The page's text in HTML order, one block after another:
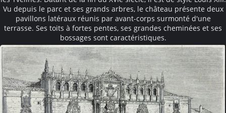
Vu depuis le parc et ses grands arbres, le château présente deux
pavillons latéraux réunis par avant-corps surmonté d'une
terrasse. Ses toits à fortes pentes, ses grandes cheminées et ses
bossages sont caractéristiques.